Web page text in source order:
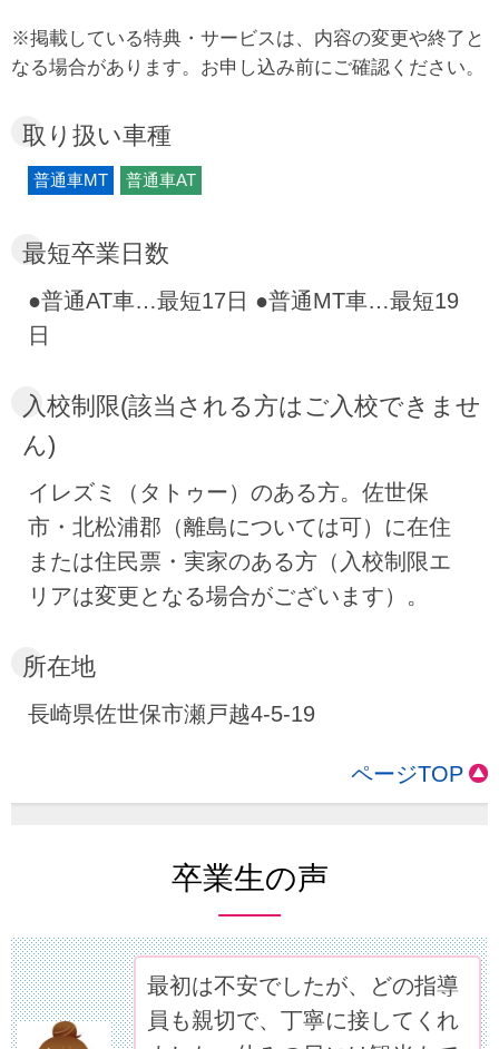
い物や食事にも便利な環境です。朝・昼・夕の
栄養の整った食事を取れます。教習後は佐世保
も魅力。日曜日には仲間と一緒に観光へ向か
ください。
※掲載している特典・サービスは、内容の変更や終了と
なる場合があります。お申し込み前にご確認ください。
取り扱い車種
普通車MT 普通車AT
最短卒業日数
●普通AT車…最短17日 ●普通MT車…最短19
日
入校制限(該当される方はご入校できませ
ん)
イレズミ（タトゥー）のある方。佐世保
市・北松浦郡（離島については可）に在住
または住民票・実家のある方（入校制限エ
リアは変更となる場合がございます）。
所在地
長崎県佐世保市瀬戸越4-5-19
ページTOP
卒業生の声
最初は不安でしたが、どの指導
員も親切で、丁寧に接してくれ